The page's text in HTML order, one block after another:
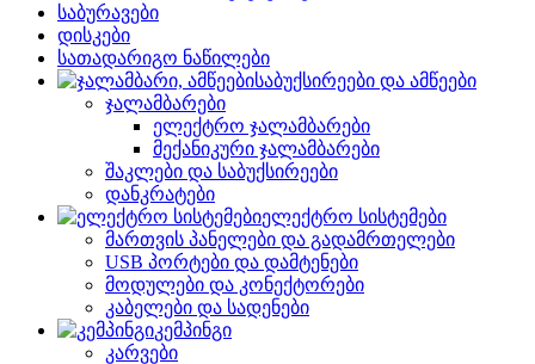
საბურავები
დისკები
სათადარიგო ნაწილები
საბუქსირეები და ამწეები
ჯალამბარები
ელექტრო ჯალამბარები
მექანიკური ჯალამბარები
შაკლები და საბუქსირეები
დანკრატები
ელექტრო სისტემები
მართვის პანელები და გადამრთელები
USB პორტები და დამტენები
მოდულები და კონექტორები
კაბელები და სადენები
კემპინგი
კარვები